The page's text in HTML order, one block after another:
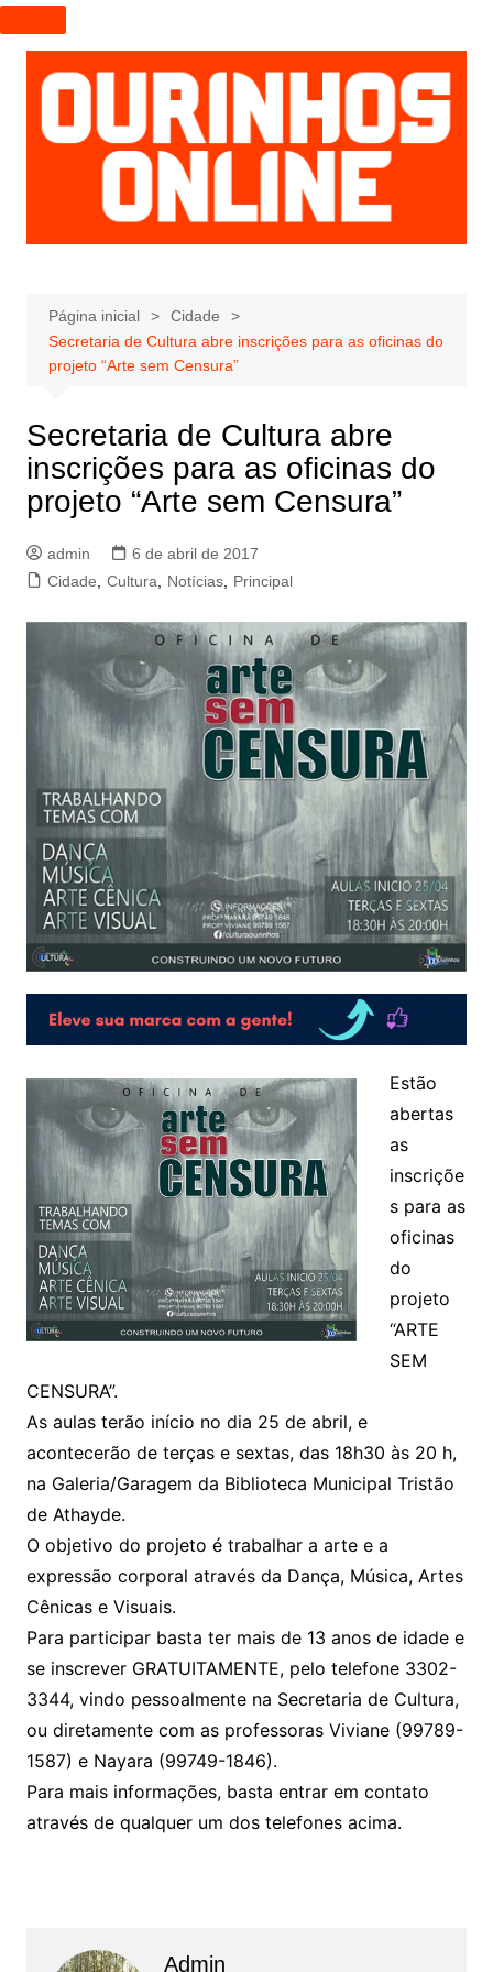
I
r
p
a
r
a
e
ú
d
Página inicial
Cidade
Secretaria de Cultura abre inscrições para as oficinas do
projeto “Arte sem Censura”
Secretaria de Cultura abre
inscrições para as oficinas do
projeto “Arte sem Censura”
admin
6 de abril de 2017
Cidade
Cultura Notícias, Principal
Estão
abertas
as
inscriçõe
s para as
oficinas
do
projeto
“ARTE
SEM
CENSURA”.
As aulas terão início no dia 25 de abril, e
acontecerão de terças e sextas, das 18h30 às 20 h,
na Galeria/Garagem da Biblioteca Municipal Tristão
de Athayde.
O objetivo do projeto é trabalhar a arte e a
expressão corporal através da Dança, Música, Artes
Cênicas e Visuais.
Para participar basta ter mais de 13 anos de idade e
se inscrever GRATUITAMENTE, pelo telefone 3302-
3344, vindo pessoalmente na Secretaria de Cultura,
ou diretamente com as professoras Viviane (99789-
1587) e Nayara (99749-1846).
Para mais informações, basta entrar em contato
através de qualquer um dos telefones acima.
Admin